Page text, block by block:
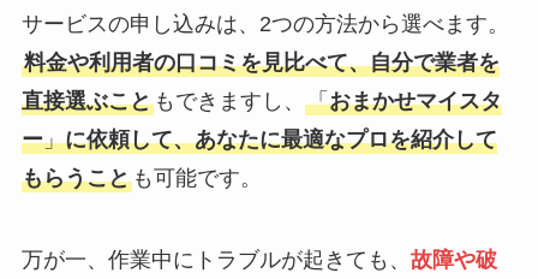
サービスの申し込みは、2つの方法から選べます。
料金や利用者の口コミを見比べて、自分で業者を
直接選ぶこともできますし、 「おまかせマイスタ
ー」に依頼して、あなたに最適なプロを紹介して
もらうことも可能です。
万が一、作業中にトラブルが起きても、 故障や破